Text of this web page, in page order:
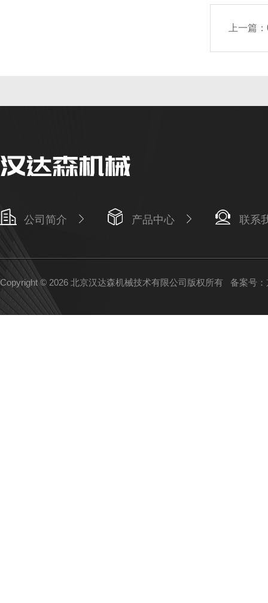
上一篇：
公司简介 产品中心 联系
Copyright © 2026 北京汉达森机械技术有限公司版权所有 备案号：